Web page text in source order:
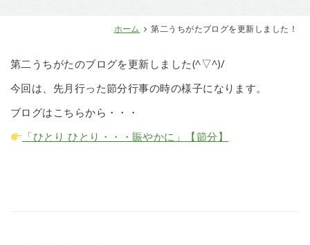
ホーム 第二うちがたブログを更新しました！
第二うちがたのブログを更新しました(^▽^)/
今回は、先月行った節分行事の時の様子になります。
ブログはこちらから・・・
「ひとり ひとり・・・賑やかに」【節分】